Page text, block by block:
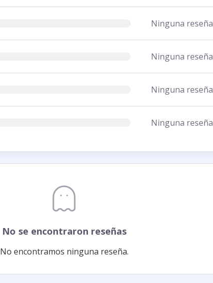
Ninguna reseña
Ninguna reseña
Ninguna reseña
Ninguna reseña
No se encontraron reseñas
No encontramos ninguna reseña.